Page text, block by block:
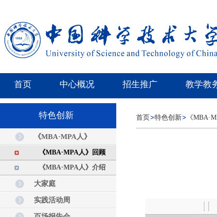
首页 中心概况 招生推广 教学教
特色创新
《MBA·MPA人》
《MBA·MPA人》回顾
《MBA·MPA人》介绍
大家庭
实践活动周
首页 特色创新 《